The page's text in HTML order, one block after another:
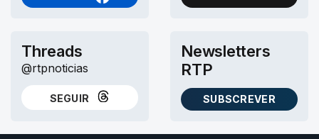
NO FACEBOOK
NO X (TWITTER)
Threads
@rtpnoticias
SEGUIR
NO THREADS
Newsletters
RTP
SUBSCREVER
AS NEWSLETTERS RTP